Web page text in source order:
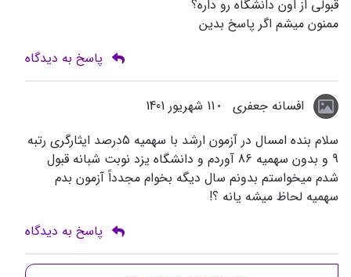
قبولی از اون دانشگاه رو داره؟
ممنون میشم اگر پاسخ بدین
پاسخ به دیدگاه
افسانه جعفری
11 شهریور 1401
سلام بنده امسال در آزمون ارشد با سهمیه 5درصد ایثارگری رتبه
9 و بدون سهمیه 86 آوردم و دانشگاه یزد نوبت شبانه قبول
شدم میخواستم بدونم سال دیگه بخوام مجدداً آزمون بدم
سهمیه لحاظ میشه یانه ؟!
پاسخ به دیدگاه